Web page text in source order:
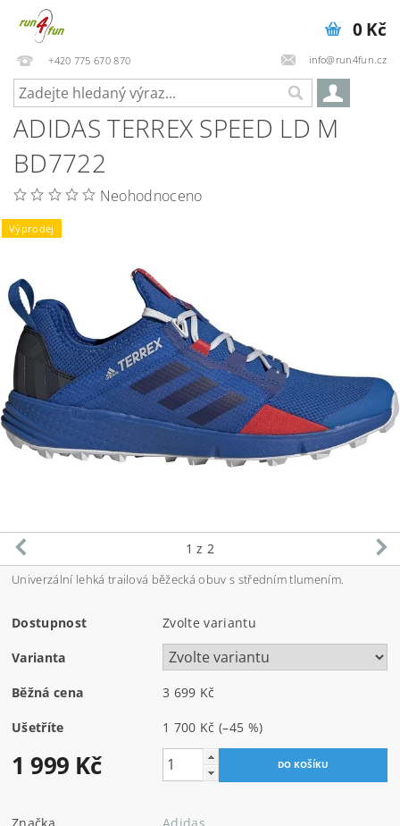
+420 775 670 870 info@run4fun.cz
0 Kč
ADIDAS TERREX SPEED LD M
BD7722
Neohodnoceno
Výprodej
1 z 2
Univerzální lehká trailová běžecká obuv s středním tlumením.
Dostupnost Zvolte variantu
Varianta
Běžná cena 3 699 Kč
Ušetříte 1 700 Kč (–45 %)
1 999 Kč
Značka
Adidas